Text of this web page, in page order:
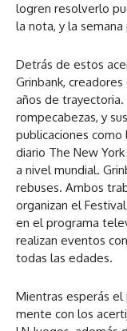
logren resolverlo
la nota, y la
Detrás de estos
Grinbank,
años de
rompecabezas, y
publicaciones
diario The New
a nivel mundial.
rebuses. Ambos
organizan el
en el programa
realizan eventos
todas las edades.
Mientras esperás
mente con los